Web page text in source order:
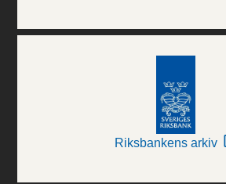
Riksbankens arkiv